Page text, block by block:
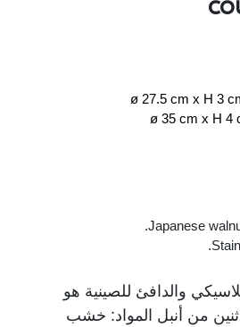
Japanese
والدافئ للصينية هو
من أنبل المواد: خشب